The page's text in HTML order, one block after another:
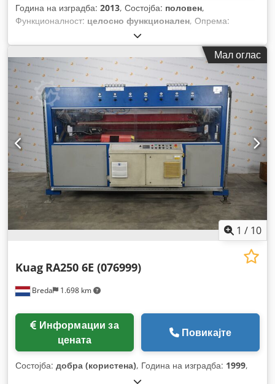
Година на изградба: 2013, Состојба: половен,
Функционалност: целосно функционален, Опрема:
Мал оглас
1 / 10
Breda 1.698 km
Kuag RA250 6E (076999)
цената
Повикајте
Состојба: добра (користена), Година на изградба: 1999,